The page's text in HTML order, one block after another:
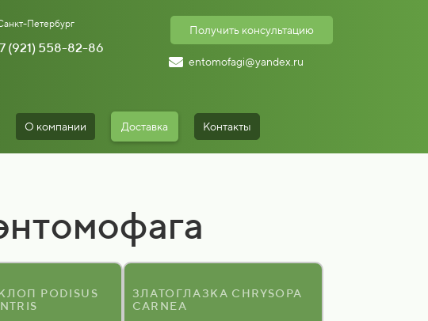
Петербург
(921) 558-82-86
Получить консультацию
entomofagi@yandex.ru
О компании Доставка Контакты
PODISUS
ЗЛАТОГЛАЗКА CHRYSOPA
CARNEA